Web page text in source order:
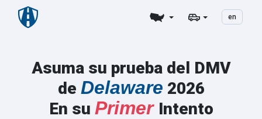
en
Asuma su prueba del DMV
de Delaware 2026
En su Primer Intento